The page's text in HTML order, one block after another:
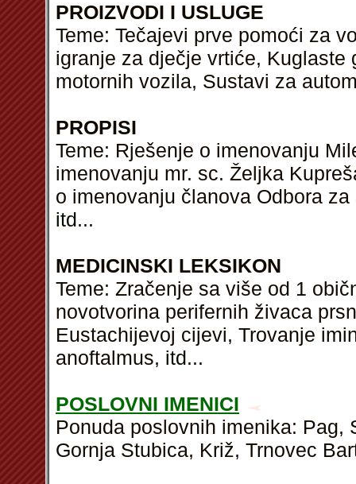
PROIZVODI I USLUGE
Teme: Tečajevi prve pomoći za
igranje za dječje vrtiće,
motornih vozila, Sustavi za
PROPISI
Teme: Rješenje o imenovanju
imenovanju mr. sc. Željka
o imenovanju članova Odbora
itd...
MEDICINSKI LEKSIKON
Teme: Zračenje sa više od 1
novotvorina perifernih živaca
Eustachijevoj cijevi, Trovanje
anoftalmus, itd...
POSLOVNI IMENICI
Ponuda poslovnih imenika: Pag,
Gornja Stubica, Križ, Trnovec